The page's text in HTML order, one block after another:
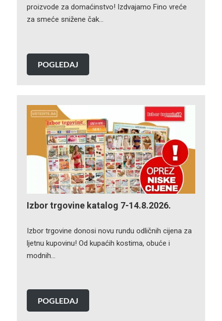
proizvode za domaćinstvo! Izdvajamo Fino vreće
za smeće snižene čak…
POGLEDAJ
Izbor trgovine katalog 7-14.8.2026.
Izbor trgovine donosi novu rundu odličnih cijena za
ljetnu kupovinu! Od kupaćih kostima, obuće i
modnih…
POGLEDAJ